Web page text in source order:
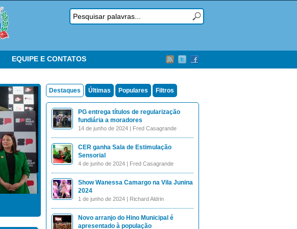
EQUIPE E CONTATOS
Destaques Últimas Populares Filtros
PG entrega títulos de regularização
fundiária a moradores
14 de junho de 2024 | Fred Casagrande
CER ganha Sala de Estimulação
Sensorial
4 de junho de 2024 | Fred Casagrande
Show Wanessa Camargo na Vila Junina
2024
1 de junho de 2024 | Richard Aldrin
Novo arranjo do Hino Municipal é
apresentado à população